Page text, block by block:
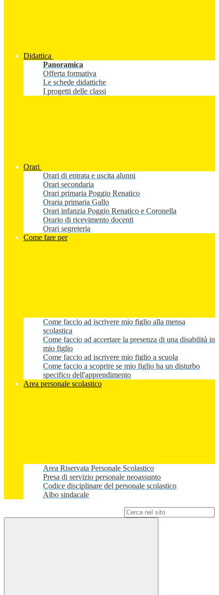
Didattica
Panoramica
Offerta formativa
Le schede didattiche
I progetti delle classi
Orari
Orari di entrata e uscita alunni
Orari secondaria
Orari primaria Poggio Renatico
Oraria primaria Gallo
Orari infanzia Poggio Renatico e Coronella
Orario di ricevimento docenti
Orari segreteria
Come fare per
Come faccio ad iscrivere mio figlio alla mensa
scolastica
Come faccio ad accertare la presenza di una disabilità in
mio figlio
Come faccio ad iscrivere mio figlio a scuola
Come faccio a scoprire se mio figlio ha un disturbo
specifico dell'apprendimento
Area personale scolastico
Area Riservata Personale Scolastico
Presa di servizio personale neoassunto
Codice disciplinare del personale scolastico
Albo sindacale